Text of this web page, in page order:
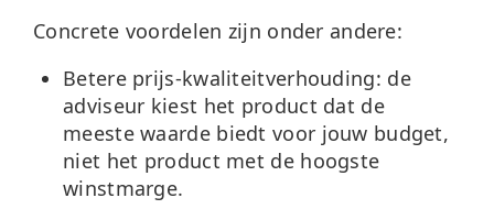
Concrete voordelen zijn onder andere:
Betere prijs-kwaliteitverhouding: de
adviseur kiest het product dat de
meeste waarde biedt voor jouw budget,
niet het product met de hoogste
winstmarge.